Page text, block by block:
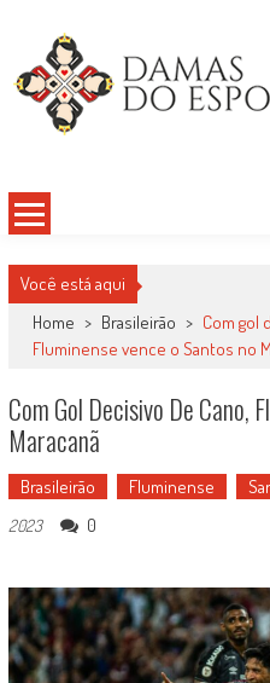
content
Você está aqui
Home > Brasileirão > Com gol
Fluminense vence o Santos no
Com Gol Decisivo De Cano,
Maracanã
Brasileirão Fluminense
2023
0